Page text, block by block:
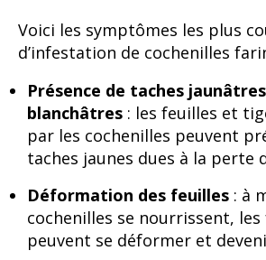
Voici les symptômes les plus
d’infestation de cochenilles
Présence de taches
blanchâtres : les feuilles et
par les cochenilles peuvent
taches jaunes dues à la perte
Déformation des feuilles : à
cochenilles se nourrissent, les
peuvent se déformer et